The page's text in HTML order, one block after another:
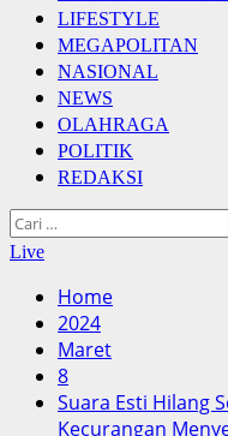
LIFESTYLE
MEGAPOLITAN
NASIONAL
NEWS
OLAHRAGA
POLITIK
REDAKSI
Cari
untuk:
Live
Home
2024
Maret
8
Suara Esti Hilang
Kecurangan